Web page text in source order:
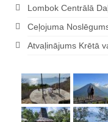
Lombok Centrālā
Ceļojuma
Atvaļinājums Krētā